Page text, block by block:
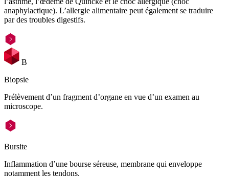
anaphylactique). L’allergie alimentaire peut également se traduire
par des troubles digestifs.
B
Biopsie
Prélèvement d’un fragment d’organe en vue d’un examen au
microscope.
Bursite
Inflammation d’une bourse séreuse, membrane qui enveloppe
notamment les tendons.